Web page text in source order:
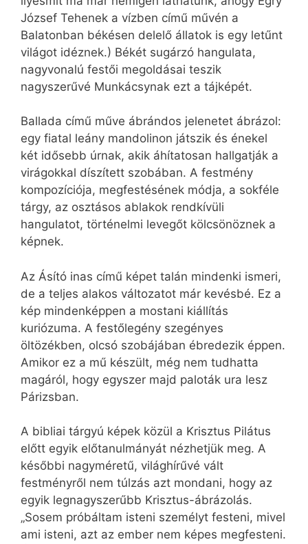
József Tehenek a vízben című művén a
Balatonban békésen delelő állatok is egy letűnt
világot idéznek.) Békét sugárzó hangulata,
nagyvonalú festői megoldásai teszik
nagyszerűvé Munkácsynak ezt a tájképét.
Ballada című műve ábrándos jelenetet ábrázol:
egy fiatal leány mandolinon játszik és énekel
két idősebb úrnak, akik áhítatosan hallgatják a
virágokkal díszített szobában. A festmény
kompozíciója, megfestésének módja, a sokféle
tárgy, az osztásos ablakok rendkívüli
hangulatot, történelmi levegőt kölcsönöznek a
képnek.
Az Ásító inas című képet talán mindenki ismeri,
de a teljes alakos változatot már kevésbé. Ez a
kép mindenképpen a mostani kiállítás
kuriózuma. A festőlegény szegényes
öltözékben, olcsó szobájában ébredezik éppen.
Amikor ez a mű készült, még nem tudhatta
magáról, hogy egyszer majd paloták ura lesz
Párizsban.
A bibliai tárgyú képek közül a Krisztus Pilátus
előtt egyik előtanulmányát nézhetjük meg. A
későbbi nagyméretű, világhírűvé vált
festményről nem túlzás azt mondani, hogy az
egyik legnagyszerűbb Krisztus-ábrázolás.
„Sosem próbáltam isteni személyt festeni, mivel
ami isteni, azt az ember nem képes megfesteni.